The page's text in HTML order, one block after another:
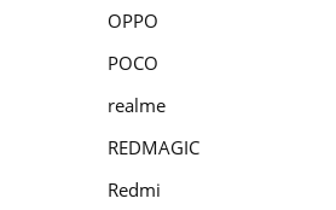
OPPO
POCO
realme
REDMAGIC
Redmi